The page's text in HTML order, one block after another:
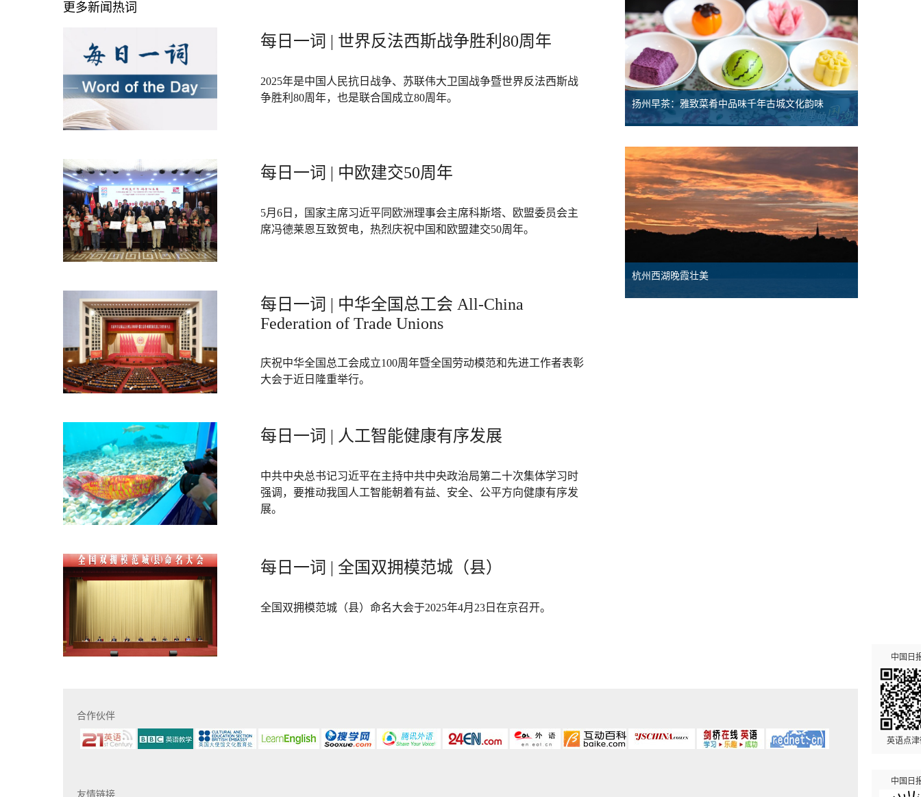
更多新闻热词
每日一词 | 世界反法西斯战争胜利80周年
2025年是中国人民抗日战争、苏联伟大卫国战争暨世界反法西斯战
争胜利80周年，也是联合国成立80周年。
每日一词 | 中欧建交50周年
5月6日，国家主席习近平同欧洲理事会主席科斯塔、欧盟委员会主
席冯德莱恩互致贺电，热烈庆祝中国和欧盟建交50周年。
每日一词 | 中华全国总工会 All-China
Federation of Trade Unions
庆祝中华全国总工会成立100周年暨全国劳动模范和先进工作者表彰
大会于近日隆重举行。
每日一词 | 人工智能健康有序发展
中共中央总书记习近平在主持中共中央政治局第二十次集体学习时
强调，要推动我国人工智能朝着有益、安全、公平方向健康有序发
展。
每日一词 | 全国双拥模范城（县）
全国双拥模范城（县）命名大会于2025年4月23日在京召开。
扬州早茶：雅致菜肴中品味千年古城文化韵味
杭州西湖晚霞壮美
中国日
英语点
中国日
合作伙伴
友情链接